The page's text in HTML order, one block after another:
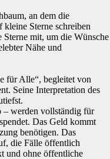
an dem die
Sterne schreiben
Sterne mit, um die Wünsche
Nähe und
für Alle“, begleitet von
Seine Interpretation des
– werden vollständig für
Das Geld kommt
benötigen. Das
die Fälle öffentlich
und ohne öffentliche